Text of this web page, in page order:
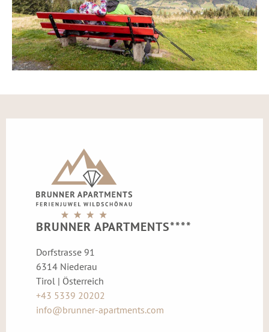
BRUNNER APARTMENTS****
Dorfstrasse 91
6314 Niederau
Tirol | Österreich
+43 5339 20202
info@brunner-apartments.com